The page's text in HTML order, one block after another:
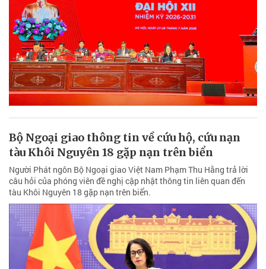
Bộ Ngoại giao thông tin về cứu hộ, cứu nạn
tàu Khôi Nguyên 18 gặp nạn trên biển
Người Phát ngôn Bộ Ngoại giao Việt Nam Phạm Thu Hằng trả lời
câu hỏi của phóng viên đề nghị cập nhật thông tin liên quan đến
tàu Khôi Nguyên 18 gặp nạn trên biển.